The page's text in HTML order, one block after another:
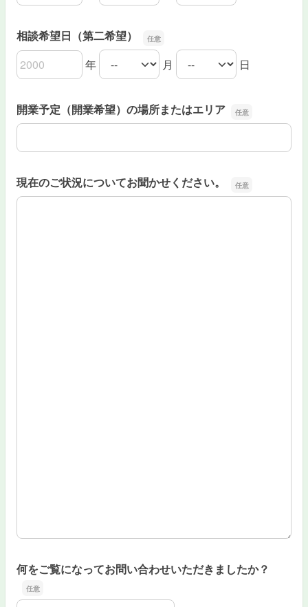
相談希望日（第二希望）
相談希望日（第二希望）の年
年
相談希望日（第二希望）の月 月
相談希望日（第二希望）の日 日
開業予定（開業希望）の場所またはエリア
開業予定（開業希望）の場所またはエリア
現在のご状況についてお聞かせください。
現在のご状況についてお聞かせください。
何をご覧になってお問い合わせいただきましたか？